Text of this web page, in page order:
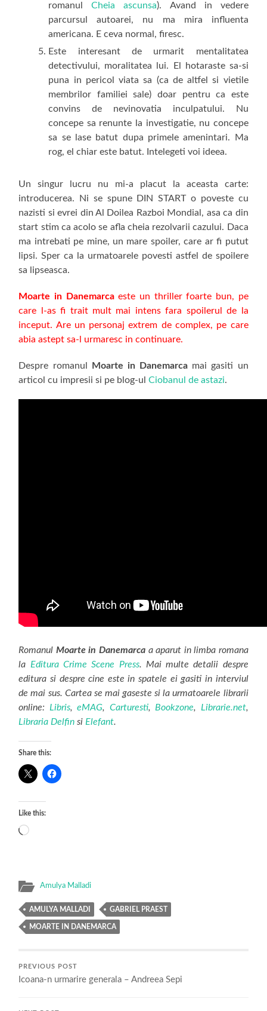
romanulCheia ascunsa). Avand in vedere
parcursul autoarei, nu ma mira influenta
americana. E ceva normal, firesc.
Este interesant de urmarit mentalitatea
detectivului, moralitatea lui. El hotaraste sa-si
puna in pericol viata sa (ca de altfel si vietile
membrilor familiei sale) doar pentru ca este
convins de nevinovatia inculpatului. Nu
concepe sa renunte la investigatie, nu concepe
sa se lase batut dupa primele amenintari. Ma
rog, el chiar este batut. Intelegeti voi ideea.
Un singur lucru nu mi-a placut la aceasta carte:
introducerea. Ni se spune DIN START o poveste cu
nazisti si evrei din Al Doilea Razboi Mondial, asa ca din
start stim ca acolo se afla cheia rezolvarii cazului. Daca
ma intrebati pe mine, un mare spoiler, care ar fi putut
lipsi. Sper ca la urmatoarele povesti astfel de spoilere
sa lipseasca.
Moarte in Danemarcaeste un thriller foarte bun, pe
care l-as fi trait mult mai intens fara spoilerul de la
inceput. Are un personaj extrem de complex, pe care
abia astept sa-l urmaresc in continuare.
Despre romanul Moarte in Danemarca mai gasiti un
articol cu impresii si pe blog-ulCiobanul de astazi.
Romanul Moarte in Danemarcaa aparut in limba romana
la Editura Crime Scene Press. Mai multe detalii despre
editura si despre cine este in spatele ei gasiti in interviul
de mai sus. Cartea se mai gaseste si la urmatoarele librarii
online: Libris,eMAG, Carturesti,Bookzone, Librarie.net,
Libraria Delfin siElefant.
Share this:
Like this:
Loading…
Amulya Malladi
AMULYA MALLADI GABRIEL PRAEST
MOARTE IN DANEMARCA
PREVIOUS POST
Icoana-n urmarire generala – Andreea Sepi